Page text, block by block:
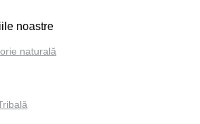
noastre
naturală